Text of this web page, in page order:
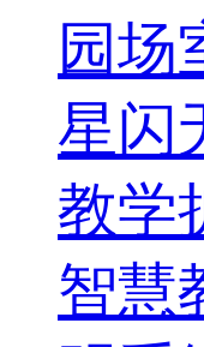
园场
星闪
教学
智慧